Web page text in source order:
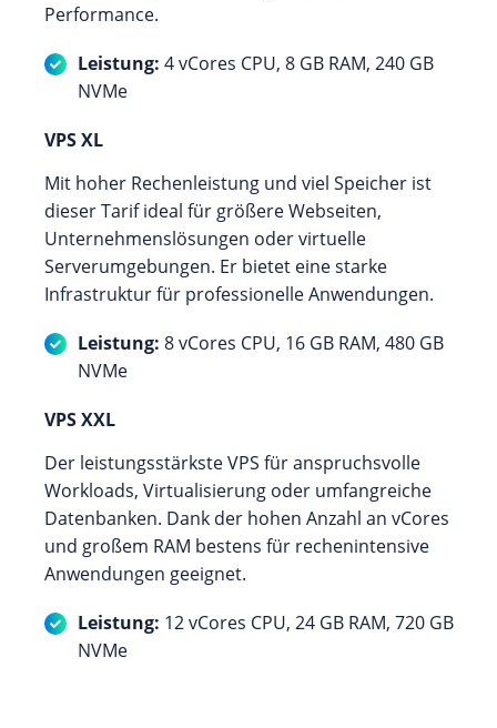
Performance.
Leistung: 4 vCores CPU, 8 GB RAM, 240 GB
NVMe
VPS XL
Mit hoher Rechenleistung und viel Speicher ist
dieser Tarif ideal für größere Webseiten,
Unternehmenslösungen oder virtuelle
Serverumgebungen. Er bietet eine starke
Infrastruktur für professionelle Anwendungen.
Leistung: 8 vCores CPU, 16 GB RAM, 480 GB
NVMe
VPS XXL
Der leistungsstärkste VPS für anspruchsvolle
Workloads, Virtualisierung oder umfangreiche
Datenbanken. Dank der hohen Anzahl an vCores
und großem RAM bestens für rechenintensive
Anwendungen geeignet.
Leistung: 12 vCores CPU, 24 GB RAM, 720 GB
NVMe